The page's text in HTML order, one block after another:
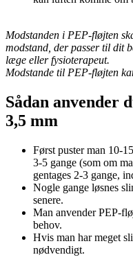
Modstanden i PEP-fløjten
modstand, der passer til dit
læge eller fysioterapeut.
Modstande til PEP-fløjten
Sådan anvender
3,5 mm
Først puster man 10-
3-5 gange (som om
gentages 2-3 gange,
Nogle gange løsnes
senere.
Man anvender PEP-
behov.
Hvis man har meget
nødvendigt.